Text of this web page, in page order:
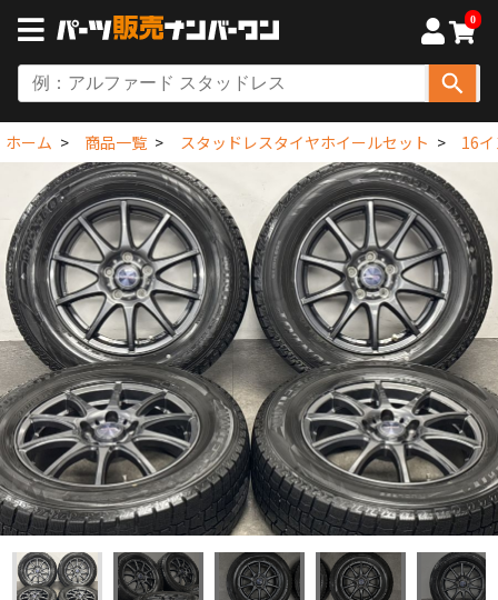
0
ホーム 商品一覧 スタッドレスタイヤホイールセット 16